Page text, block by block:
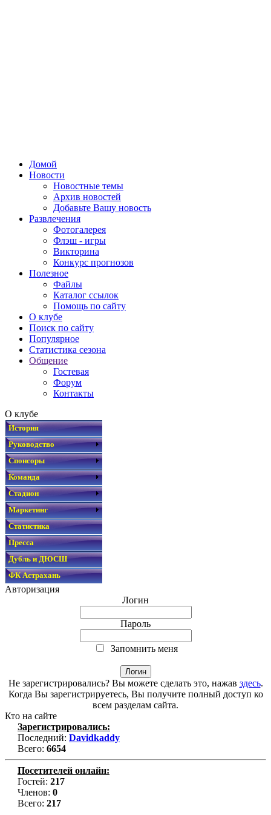
Домой
Новости
Новостные темы
Архив новостей
Добавьте Вашу новость
Развлечения
Фотогалерея
Флэш - игры
Викторина
Конкурс прогнозов
Полезное
Файлы
Каталог ссылок
Помощь по сайту
О клубе
Поиск по сайту
Популярное
Статистика сезона
Общение
Гостевая
Форум
Контакты
О клубе
История
Руководство
Спонсоры
Команда
Стадион
Маркетинг
Статистика
Пресса
Дубль и ДЮСШ
ФК Астрахань
Авторизация
Логин
Пароль
Запомнить меня
Не зарегистрировались? Вы можете сделать это, нажав здесь.
Когда Вы зарегистрируетесь, Вы получите полный доступ ко
всем разделам сайта.
Кто на сайте
Зарегистрировались:
Последний: Davidkaddy
Всего: 6654
Посетителей онлайн:
Гостей: 217
Членов: 0
Всего: 217